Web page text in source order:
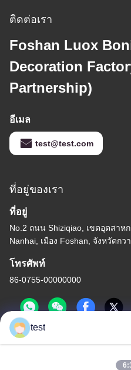
ติดต่อเรา
Foshan Luox
Decoration
Partnership)
อีเมล
test@test.com
ที่อยู่ของเรา
ที่อยู่
No.2 ถนน Shiziqiao, เขตอุตสาห
Nanhai, เมือง Foshan, จังหวัดกว
โทรศัพท์
86-0755-00000000
test